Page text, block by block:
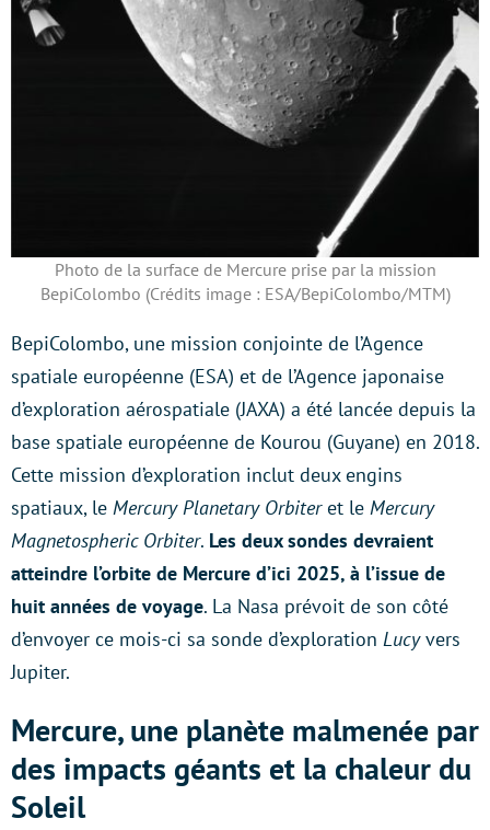
Photo de la surface de Mercure prise par la mission
BepiColombo (Crédits image : ESA/BepiColombo/MTM)
BepiColombo, une mission conjointe de l’Agence
spatiale européenne (ESA) et de l’Agence japonaise
d’exploration aérospatiale (JAXA) a été lancée depuis la
base spatiale européenne de Kourou (Guyane) en 2018.
Cette mission d’exploration inclut deux engins
spatiaux, le Mercury Planetary Orbiteret le Mercury
Magnetospheric Orbiter. Les deux sondes devraient
atteindre l’orbite de Mercure d’ici 2025, à l’issue de
huit années de voyage. La Nasa prévoit de son côté
d’envoyer ce mois-ci sa sonde d’exploration Lucyvers
Jupiter.
Mercure, une planète malmenée par
des impacts géants et la chaleur du
Soleil